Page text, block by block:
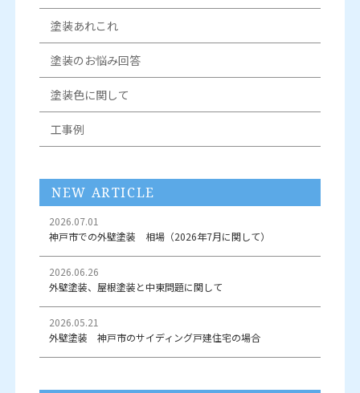
塗装あれこれ
塗装のお悩み回答
塗装色に関して
工事例
NEW ARTICLE
2026.07.01
神戸市での外壁塗装 相場（2026年7月に関して）
2026.06.26
外壁塗装、屋根塗装と中東問題に関して
2026.05.21
外壁塗装 神戸市のサイディング戸建住宅の場合